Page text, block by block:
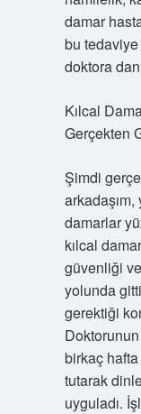
damar
bu
doktora
Kılcal
Gerçekten
Şimdi
arkadaşım,
damarlar
kılcal
güvenliği
yolunda
gerektiği
birkaç
tutarak
uyguladı.